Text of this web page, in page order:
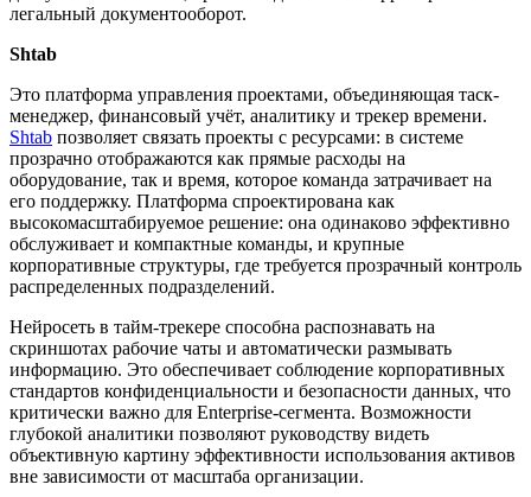
легальный документооборот.
Shtab
Это платформа управления проектами, объединяющая таск-
менеджер, финансовый учёт, аналитику и трекер времени.
Shtab позволяет связать проекты с ресурсами: в системе
прозрачно отображаются как прямые расходы на
оборудование, так и время, которое команда затрачивает на
его поддержку. Платформа спроектирована как
высокомасштабируемое решение: она одинаково эффективно
обслуживает и компактные команды, и крупные
корпоративные структуры, где требуется прозрачный контроль
распределенных подразделений.
Нейросеть в тайм-трекере способна распознавать на
скриншотах рабочие чаты и автоматически размывать
информацию. Это обеспечивает соблюдение корпоративных
стандартов конфиденциальности и безопасности данных, что
критически важно для Enterprise-сегмента. Возможности
глубокой аналитики позволяют руководству видеть
объективную картину эффективности использования активов
вне зависимости от масштаба организации.